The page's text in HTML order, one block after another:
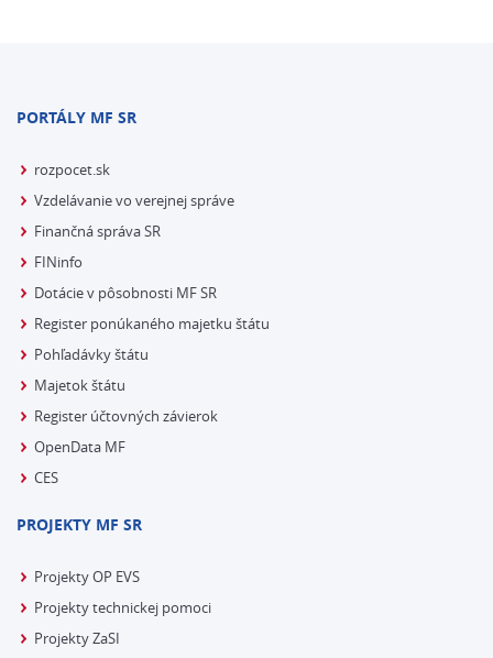
PORTÁLY MF SR
rozpocet.sk
Vzdelávanie vo verejnej správe
Finančná správa SR
FINinfo
Dotácie v pôsobnosti MF SR
Register ponúkaného majetku štátu
Pohľadávky štátu
Majetok štátu
Register účtovných závierok
OpenData MF
CES
PROJEKTY MF SR
Projekty OP EVS
Projekty technickej pomoci
Projekty ZaSI